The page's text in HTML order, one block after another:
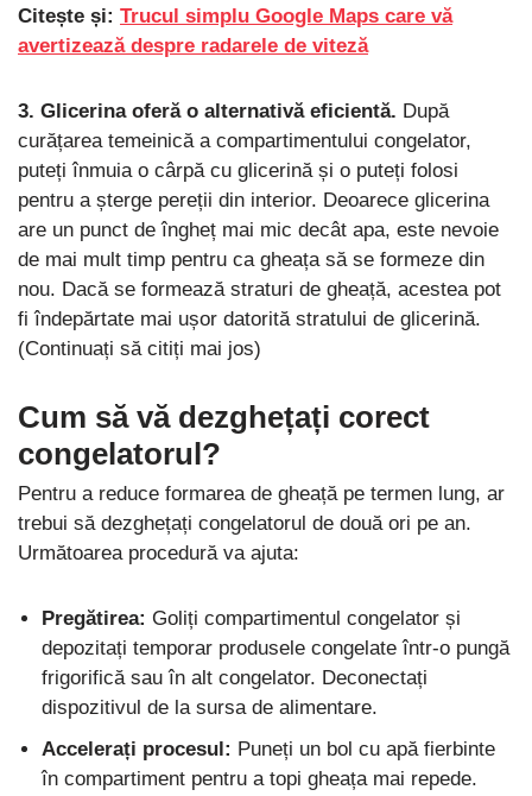
Citește și: Trucul simplu Google Maps care vă
avertizează despre radarele de viteză
3. Glicerina oferă o alternativă eficientă. După
curățarea temeinică a compartimentului congelator,
puteți înmuia o cârpă cu glicerină și o puteți folosi
pentru a șterge pereții din interior. Deoarece glicerina
are un punct de îngheț mai mic decât apa, este nevoie
de mai mult timp pentru ca gheața să se formeze din
nou. Dacă se formează straturi de gheață, acestea pot
fi îndepărtate mai ușor datorită stratului de glicerină.
(Continuați să citiți mai jos)
Cum să vă dezghețați corect
congelatorul?
Pentru a reduce formarea de gheață pe termen lung, ar
trebui să dezghețați congelatorul de două ori pe an.
Următoarea procedură va ajuta:
Pregătirea: Goliți compartimentul congelator și
depozitați temporar produsele congelate într-o pungă
frigorifică sau în alt congelator. Deconectați
dispozitivul de la sursa de alimentare.
Accelerați procesul: Puneți un bol cu ​​apă fierbinte
în compartiment pentru a topi gheața mai repede.